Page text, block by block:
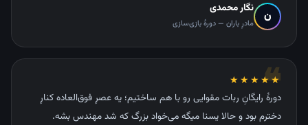
ن
نگار محمدی
مادرِ باران — دورهٔ بازی‌سازی
❝
★★★★★
دورهٔ رایگانِ ربات مقوایی رو با هم ساختیم؛ یه عصرِ فوق‌العاده کنارِ
دخترم بود و حالا یسنا میگه می‌خواد بزرگ که شد مهندس بشه.